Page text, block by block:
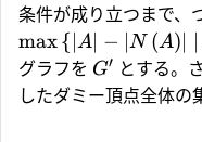
条件が成り立つまで、
max{ ∣A − N (A)
グラフを G′ とする。
したダミー頂点全体の